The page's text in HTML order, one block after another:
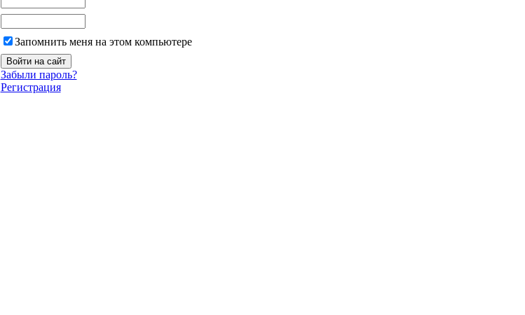
Запомнить меня на этом компьютере
Забыли пароль?
Регистрация